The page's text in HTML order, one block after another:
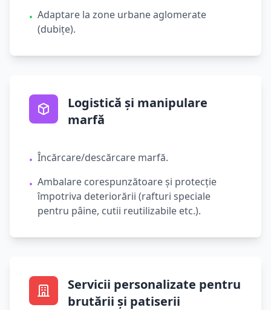
• Adaptare la zone urbane aglomerate
(dubițe).
Logistică și manipulare
marfă
• Încărcare/descărcare marfă.
• Ambalare corespunzătoare și protecție
împotriva deteriorării (rafturi speciale
pentru pâine, cutii reutilizabile etc.).
Servicii personalizate pentru
brutării și patiserii